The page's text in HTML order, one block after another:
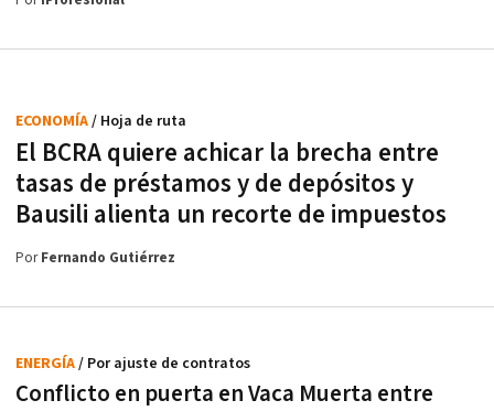
El BCRA quiere achicar la brecha entre
tasas de préstamos y de depósitos y
Bausili alienta un recorte de impuestos
ECONOMÍA/ Hoja de ruta
PorFernando Gutiérrez
Conflicto en puerta en Vaca Muerta entre
ENERGÍA/ Por ajuste de contratos